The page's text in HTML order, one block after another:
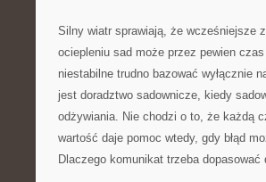
Silny wiatr sprawiają, że wcześniejsze
ociepleniu sad może przez pewien
niestabilne trudno bazować wyłącznie
jest doradztwo sadownicze, kiedy
odżywiania. Nie chodzi o to, że każdą
wartość daje pomoc wtedy, gdy błąd
Dlaczego komunikat trzeba dopasować